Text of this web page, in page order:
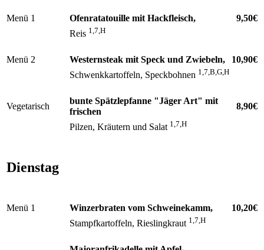
Menü 1 Ofenratatouille mit Hackfleisch,
9,50€
Reis 1,7,H
Menü 2 Westernsteak mit Speck und Zwiebeln,
10,90€
Schwenkkartoffeln, Speckbohnen 1,7,B,G,H
Vegetarisch
bunte Spätzlepfanne "Jäger Art" mit
frischen
8,90€
Pilzen, Kräutern und Salat 1,7,H
Dienstag
Menü 1 Winzerbraten vom Schweinekamm,
10,20€
Stampfkartoffeln, Rieslingkraut 1,7,H